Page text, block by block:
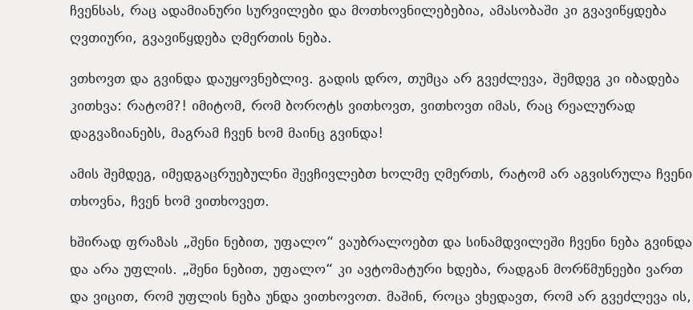
ჩვენსას, რაც ადამიანური სურვილები და მოთხოვნილებებია, ამასობაში კი გვავიწყდება
ღვთიური, გვავიწყდება ღმერთის ნება.
ვთხოვთ და გვინდა დაუყოვნებლივ. გადის დრო, თუმცა არ გვეძლევა, შემდეგ კი იბადება
კითხვა: რატომ?! იმიტომ, რომ ბოროტს ვითხოვთ, ვითხოვთ იმას, რაც რეალურად
დაგვაზიანებს, მაგრამ ჩვენ ხომ მაინც გვინდა!
ამის შემდეგ, იმედგაცრუებულნი შევჩივლებთ ხოლმე ღმერთს, რატომ არ აგვისრულა ჩვენი
თხოვნა, ჩვენ ხომ ვითხოვეთ.
ხშირად ფრაზას „შენი ნებით, უფალო“ ვაუბრალოებთ და სინამდვილეში ჩვენი ნება გვინდა
და არა უფლის. „შენი ნებით, უფალო“ კი ავტომატური ხდება, რადგან მორწმუნეები ვართ
და ვიცით, რომ უფლის ნება უნდა ვითხოვოთ. მაშინ, როცა ვხედავთ, რომ არ გვეძლევა ის,